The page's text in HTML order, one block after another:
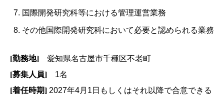
国際開発研究科等における管理運営業務
その他国際開発研究科において必要と認められる業務
[勤務地] 愛知県名古屋市千種区不老町
[募集人員] 1名
[着任時期] 2027年4月1日もしくはそれ以降で合意できる